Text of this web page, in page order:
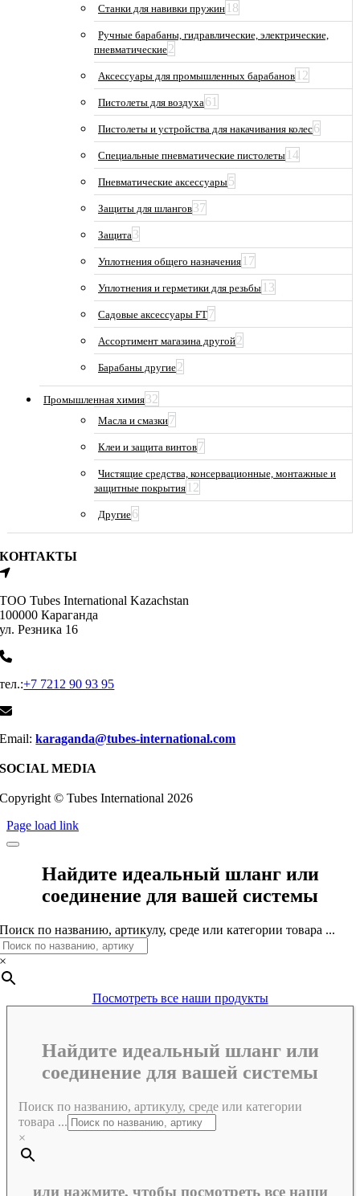
Станки для навивки пружин 18
Ручные барабаны, гидравлические, электрические,
пневматические2
Аксессуары для промышленных барабанов 12
Пистолеты для воздуха61
Пистолеты и устройства для накачивания колес6
Специальные пневматические пистолеты 14
Пневматические аксессуары5
Защиты для шлангов37
Защита3
Уплотнения общего назначения 17
Уплотнения и герметики для резьбы 13
Садовые аксессуары FT7
Ассортимент магазина другой2
Барабаны другие2
Промышленная химия32
Масла и смазки7
Клеи и защита винтов7
Чистящие средства, консервационные, монтажные и
защитные покрытия 12
Другие6
КОНТАКТЫ
ТОО Tubes International Kazachstan
100000 Караганда
ул. Резника 16
тел.:+7 7212 90 93 95
Email:karaganda@tubes-international.com
SOCIAL MEDIA
Copyright © Tubes International 2026
Page load link
Найдите идеальный шланг или
соединение для вашей системы
Поиск по названию, артикулу, среде или категории товара ...
×
Посмотреть все наши продукты
Найдите идеальный шланг или
соединение для вашей системы
Поиск по названию, артикулу, среде или категории
товара ...
×
или нажмите, чтобы посмотреть все наши